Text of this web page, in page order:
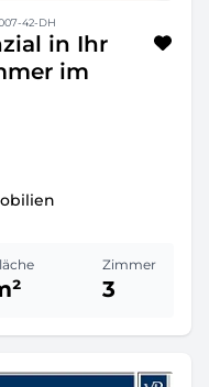
42-DH
in Ihr
im
Zimmer
3